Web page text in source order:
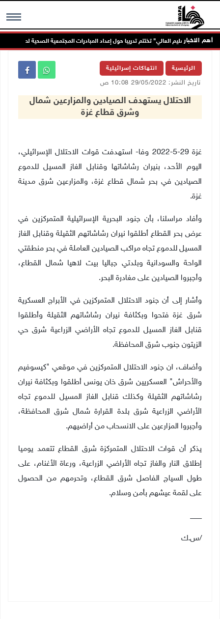
MENU أهم الاخبار"التعليم العالي" تختتم تدريبا حول إعداد المبادرات المجتمعية الصحية لطلبة الجامعات
الرئيسية انتهاكات إسرائيلية
تاريخ النشر: 29/05/2022 10:08 ص
الاحتلال يستهدف الصيادين والمزارعين شمال
وشرق قطاع غزة
غزة 29-5-2022 وفا- استهدفت قوات الاحتلال الإسرائيلي،
اليوم الأحد، بنيران رشاشاتها وقنابل الغاز المسيل للدموع
الصيادين في بحر شمال قطاع غزة، والمزارعين شرق مدينة
غزة.
وأفاد مراسلنا، بأن جنود البحرية الإسرائيلية المتمركزين في
عرض بحر القطاع أطلقوا نيران رشاشاتهم الثقيلة وقنابل الغاز
المسيل للدموع تجاه مراكب الصيادين العاملة في بحر منطقتي
الواحة والسودانية وبلدتي جباليا بيت لاهيا شمال القطاع،
وأجبروا الصيادين على مغادرة البحر.
وأشار إلى أن جنود الاحتلال المتمركزين في الأبراج العسكرية
شرق غزة فتحوا وبكثافة نيران رشاشاتهم الثقيلة وأطلقوا
قنابل الغاز المسيل للدموع تجاه الأراضي الزراعية شرق حي
الزيتون جنوب شرق المحافظة.
وأضاف، ان جنود الاحتلال المتمركزين في موقعي "كيسوفيم
والأحراش" العسكريين شرق خان يونس أطلقوا وبكثافة نيران
رشاشاتهم الثقيلة وكذلك قنابل الغاز المسيل للدموع تجاه
الأراضي الزراعية شرق بلدة القرارة شمال شرق المحافظة،
وأجبروا المزارعين على الانسحاب من أراضيهم.
يذكر أن قوات الاحتلال المتمركزة شرق القطاع تتعمد يوميا
إطلاق النار والغاز تجاه الأراضي الزراعية، ورعاة الأغنام، على
طول السياج الفاصل شرق القطاع، وتحرمهم من الحصول
على لقمة عيشهم بأمن وسلام.
/س.ك